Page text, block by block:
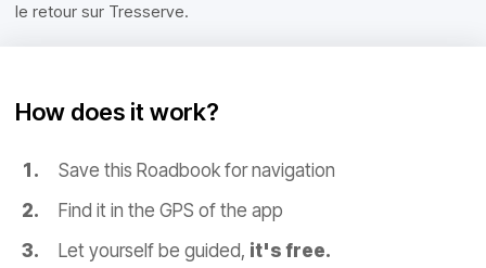
le retour sur Tresserve.
How does it work?
Save this Roadbook for navigation
Find it in the GPS of the app
Let yourself be guided, it's free.